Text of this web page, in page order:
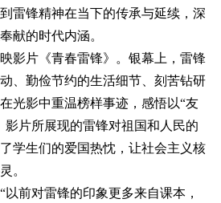
雷锋精神在当下的传承与延续，深
献的时代内涵。
片《青春雷锋》。银幕上，雷锋
、勤俭节约的生活细节、刻苦钻研
光影中重温榜样事迹，感悟以“友
影片所展现的雷锋对祖国和人民的
学生们的爱国热忱，让社会主义核
。
前对雷锋的印象更多来自课本，